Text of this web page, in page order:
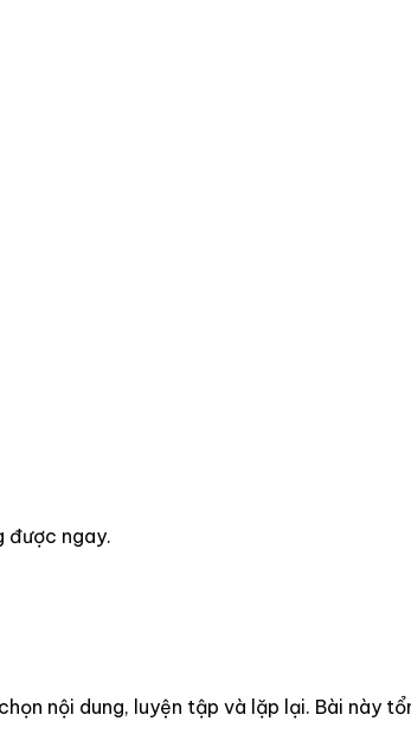
được ngay.
nội dung, luyện tập và lặp lại. Bài này